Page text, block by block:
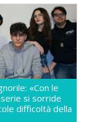
«Con le
si sorride
difficoltà della